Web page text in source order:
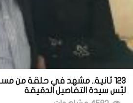
123 ثانية.. مشهد في حلقة من
لبّس سيدة التفاصيل الدقيقة